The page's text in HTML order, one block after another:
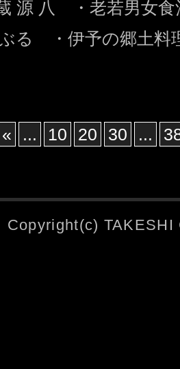
源 八 ・老若男女食
ぶる ・伊予の郷土料
« ... 10 20 30 ...
Copyright(c)